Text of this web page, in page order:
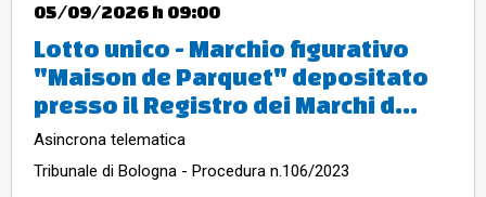
05/09/2026 h 09:00
Lotto unico - Marchio figurativo
"Maison de Parquet" depositato
presso il Registro dei Marchi d...
Asincrona telematica
Tribunale di Bologna - Procedura n.106/2023